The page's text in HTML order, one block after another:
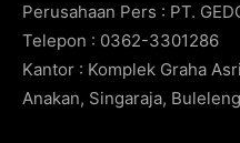
Perusahaan Pers : PT.
Telepon : 0362-3301286
Kantor : Komplek Graha
Anakan, Singaraja,